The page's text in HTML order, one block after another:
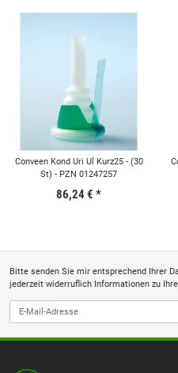
Conveen Kond Uri Ul Kurz25 - (30
St) - PZN 01247257
86,24 € *
Bitte senden Sie mir entsprechend Ihrer
jederzeit widerruflich Informationen zu